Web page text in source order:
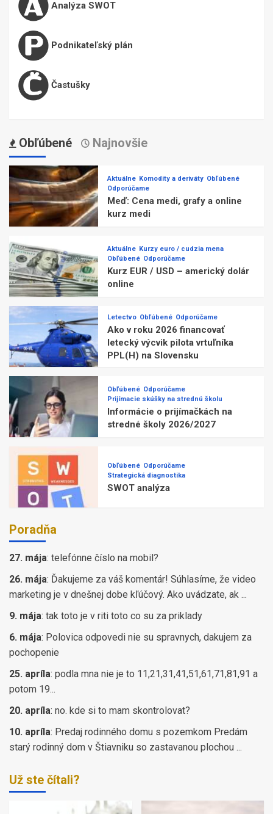
Analýza SWOT
Podnikateľský plán
Častušky
Obľúbené Najnovšie
Aktuálne Komodity a deriváty Obľúbené
Odporúčame
Meď: Cena medi, grafy a online
kurz medi
Aktuálne Kurzy euro / cudzia mena
Obľúbené Odporúčame
Kurz EUR / USD – americký dolár
online
Letectvo Obľúbené Odporúčame
Ako v roku 2026 financovať
letecký výcvik pilota vrtuľníka
PPL(H) na Slovensku
Obľúbené Odporúčame
Prijímacie skúšky na strednú školu
Informácie o prijímačkách na
stredné školy 2026/2027
Obľúbené Odporúčame
Strategická diagnostika
SWOT analýza
Poradňa
27. mája: telefónne číslo na mobil?
26. mája: Ďakujeme za váš komentár! Súhlasíme, že video
marketing je v dnešnej dobe kľúčový. Ako uvádzate, ak ...
9. mája: tak toto je v riti toto co su za priklady
6. mája: Polovica odpovedi nie su spravnych, dakujem za
pochopenie
25. apríla: podla mna nie je to 11,21,31,41,51,61,71,81,91 a
potom 19...
20. apríla: no. kde si to mam skontrolovat?
10. apríla: Predaj rodinného domu s pozemkom Predám
starý rodinný dom v Štiavniku so zastavanou plochou ...
Už ste čítali?